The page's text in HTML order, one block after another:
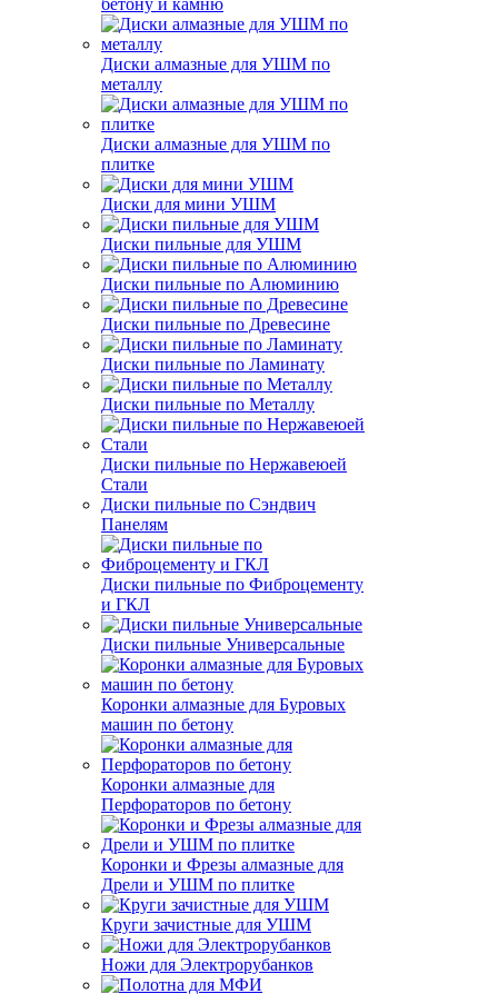
бетону и камню
Диски алмазные для УШМ по
металлу
Диски алмазные для УШМ по
плитке
Диски для мини УШМ
Диски пильные для УШМ
Диски пильные по Алюминию
Диски пильные по Древесине
Диски пильные по Ламинату
Диски пильные по Металлу
Диски пильные по Нержавеюей
Стали
Диски пильные по Сэндвич
Панелям
Диски пильные по Фиброцементу
и ГКЛ
Диски пильные Универсальные
Коронки алмазные для Буровых
машин по бетону
Коронки алмазные для
Перфораторов по бетону
Коронки и Фрезы алмазные для
Дрели и УШМ по плитке
Круги зачистные для УШМ
Ножи для Электрорубанков